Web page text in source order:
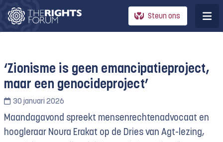
Steun ons
‘Zionisme is geen emancipatieproject,
maar een genocideproject’
30 januari 2026
Maandagavond spreekt mensenrechtenadvocaat en
hoogleraar Noura Erakat op de Dries van Agt-lezing,